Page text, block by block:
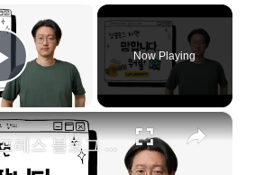
Play Video
Now Playing
×
워드프레스 블로그 주제 선정을 꼭 해야하는 이유 (Feat. 잡블로그 하면 안되는 이유)